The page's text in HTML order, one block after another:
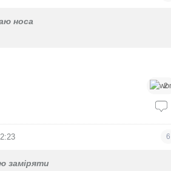
носа
2
6
заміряти